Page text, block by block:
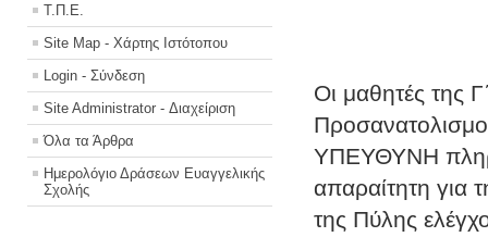
Τ.Π.Ε.
Site Map - Χάρτης Ιστότοπου
Login - Σύνδεση
Site Administrator - Διαχείριση
Όλα τα Άρθρα
Ημερολόγιο Δράσεων Ευαγγελικής
Σχολής
Οι μαθητές της
ΥΠΕΥΘΥΝΗ
απαραίτητη για
της Πύλης